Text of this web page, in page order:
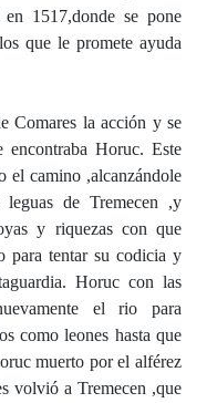
en 1517,donde se pone
que le promete ayuda
Comares la acción y se
encontraba Horuc. Este
el camino ,alcanzándole
de Tremecen ,y
y riquezas con que
para tentar su codicia y
Horuc con las
el rio para
como leones hasta que
muerto por el alférez
volvió a Tremecen ,que